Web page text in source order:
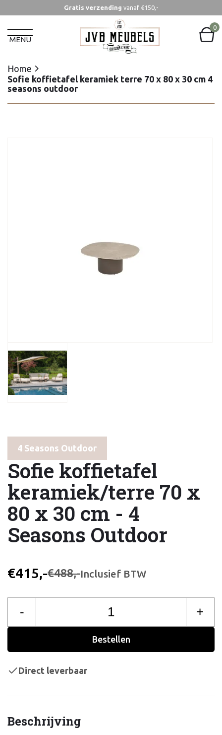
Gratis verzending vanaf €150,-
MENU
0
Home
Sofie koffietafel keramiek terre 70 x 80 x 30 cm 4
seasons outdoor
Home
Sofie koffietafel keramiek terre 70 x 80 x 30 cm 4
seasons outdoor
4 Seasons Outdoor
Sofie koffietafel
keramiek/terre 70 x
80 x 30 cm - 4
Seasons Outdoor
€415,-€488,-Inclusief BTW
Beschrijving
- +
Bestellen
Direct leverbaar